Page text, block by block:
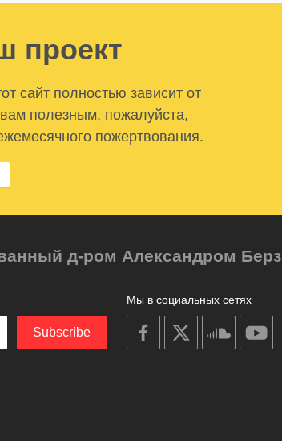
проект
сайт полностью зависит от
полезным, пожалуйста,
пожертвования.
д-ром Александром
Мы в социальных сетях
on
facebook
on
on
Subscribe